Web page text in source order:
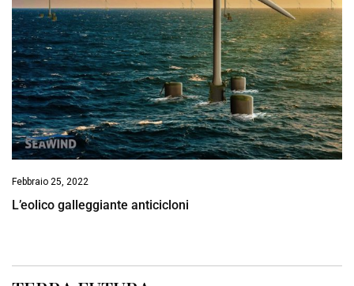
Febbraio 25, 2022
L’eolico galleggiante anticicloni